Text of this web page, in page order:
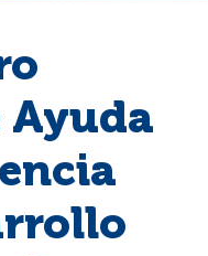
Ayuda